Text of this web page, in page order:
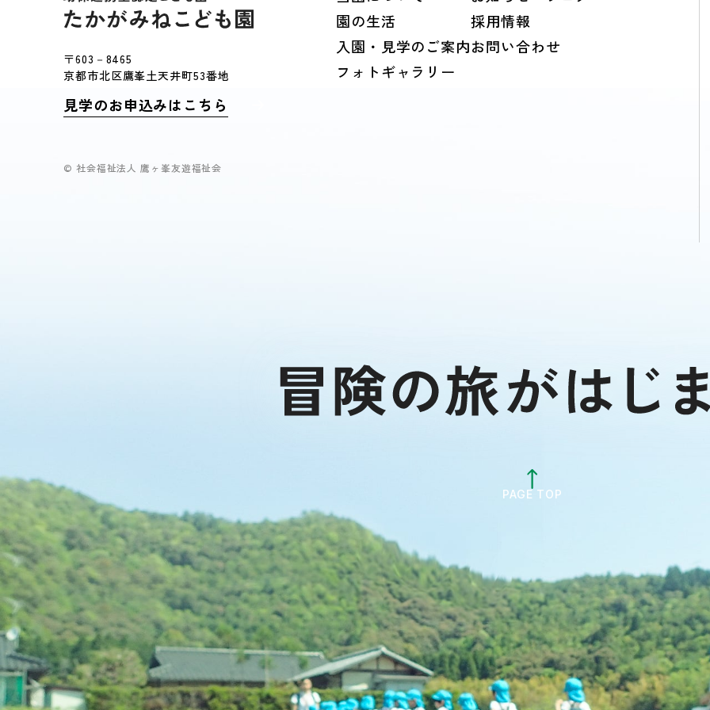
〒603－8465
京都市北区鷹峯土天井町53番地
見学のお申込みはこちら
園の生活
入園・見学のご案内
フォトギャラリー
採用情報
お問い合わせ
© 社会福祉法人 鷹ヶ峯友遊福祉会
PAGE TOP